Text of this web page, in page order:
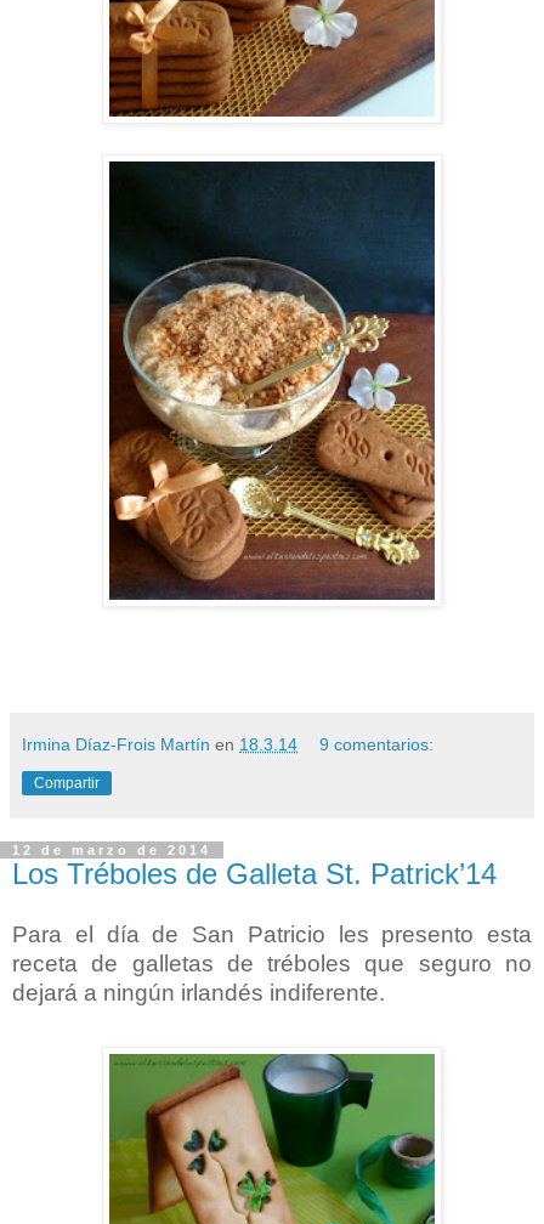
Irmina Díaz-Frois Martín en 18.3.14 9 comentarios:
Compartir
12 de marzo de 2014
Los Tréboles de Galleta St. Patrick’14
Para el día de San Patricio les presento esta
receta de galletas de tréboles que seguro no
dejará a ningún irlandés indiferente.